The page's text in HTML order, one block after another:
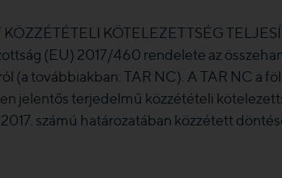
KÖTELEZETTSÉG
(EU) 2017/460 rendelete az
(a továbbiakban: TAR NC). A TAR NC a
jelentős terjedelmű közzétételi
számú határozatában közzétett